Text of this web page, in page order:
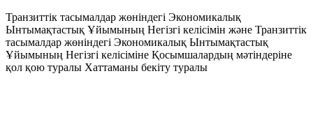
Транзиттік тасымалдар жөніндегі Экономикалық
Ынтымақтастық Ұйымының Негізгі келісімін және Транзиттік
тасымалдар жөніндегі Экономикалық Ынтымақтастық
Ұйымының Негізгі келісіміне Қосымшалардың мәтіндеріне
қол қою туралы Хаттаманы бекіту туралы